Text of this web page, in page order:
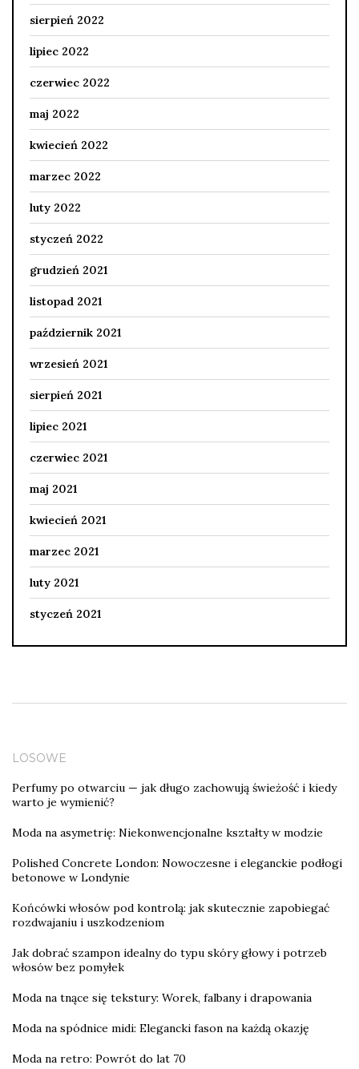
sierpień 2022
lipiec 2022
czerwiec 2022
maj 2022
kwiecień 2022
marzec 2022
luty 2022
styczeń 2022
grudzień 2021
listopad 2021
październik 2021
wrzesień 2021
sierpień 2021
lipiec 2021
czerwiec 2021
maj 2021
kwiecień 2021
marzec 2021
luty 2021
styczeń 2021
LOSOWE
Perfumy po otwarciu — jak długo zachowują świeżość i kiedy
warto je wymienić?
Moda na asymetrię: Niekonwencjonalne kształty w modzie
Polished Concrete London: Nowoczesne i eleganckie podłogi
betonowe w Londynie
Końcówki włosów pod kontrolą: jak skutecznie zapobiegać
rozdwajaniu i uszkodzeniom
Jak dobrać szampon idealny do typu skóry głowy i potrzeb
włosów bez pomyłek
Moda na tnące się tekstury: Worek, falbany i drapowania
Moda na spódnice midi: Elegancki fason na każdą okazję
Moda na retro: Powrót do lat 70